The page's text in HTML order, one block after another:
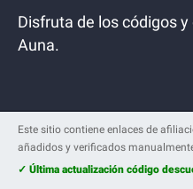
Disfruta de los códigos
Auna.
Este sitio contiene enlaces de
añadidos y verificados
✓ Última actualización código